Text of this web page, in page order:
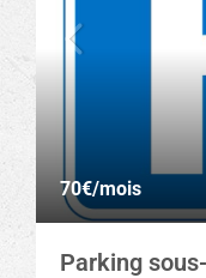
70€/mois
Parking